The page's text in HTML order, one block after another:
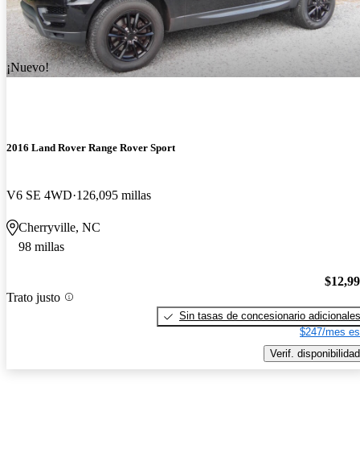
¡Nuevo!
2016 Land Rover Range Rover Sport
V6 SE 4WD 126,095 millas
Cherryville, NC
98 millas
Trato justo
Sin tasas de concesionario adicionales
$247/mes
Verif. disponibilidad